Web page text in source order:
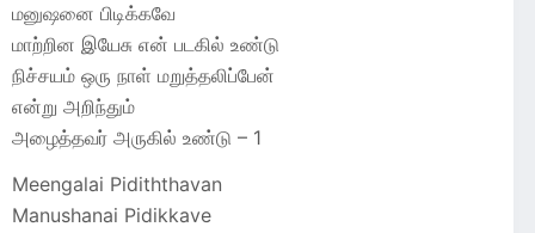
மனுஷனை பிடிக்கவே
மாற்றின இயேசு என் படகில் உண்டு
நிச்சயம் ஒரு நாள் மறுத்தலிப்பேன்
என்று அறிந்தும்
அழைத்தவர் அருகில் உண்டு – 1
Meengalai Pidiththavan
Manushanai Pidikkave